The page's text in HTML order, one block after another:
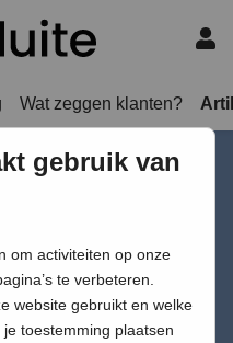
Wat zeggen klanten?
het
gebruik van
om activiteiten op onze
te verbeteren.
website gebruikt en welke
je toestemming plaatsen